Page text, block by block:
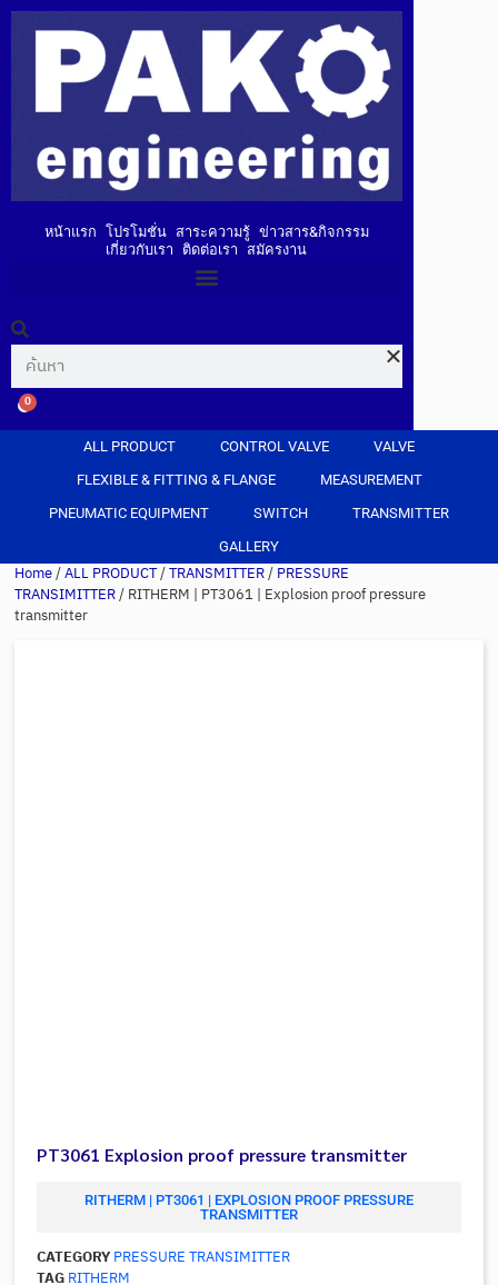
หน้าแรก โปรโมชั่น สาระความรู้ ข่าวสาร&กิจกรรม
เกี่ยวกับเรา
ติดต่อเรา สมัครงาน
0
ALL PRODUCT CONTROL VALVE
VALVE
FLEXIBLE & FITTING & FLANGE
MEASUREMENT
PNEUMATIC EQUIPMENT
SWITCH
TRANSMITTER
GALLERY
Home/ALL PRODUCT/TRANSMITTER/PRESSURE
TRANSIMITTER/ RITHERM | PT3061 | Explosion proof pressure
transmitter
PT3061 Explosion proof pressure transmitter
RITHERM | PT3061 | EXPLOSION PROOF PRESSURE
TRANSMITTER
CATEGORYPRESSURE TRANSIMITTER
TAGRITHERM